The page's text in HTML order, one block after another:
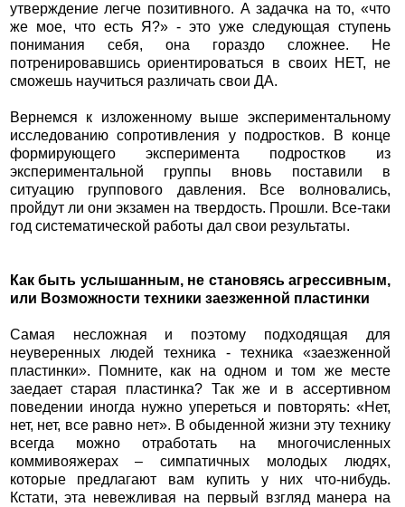
утверждение легче позитивного. А задачка на то, «что
же мое, что есть Я?» - это уже следующая ступень
понимания себя, она гораздо сложнее. Не
потренировавшись ориентироваться в своих НЕТ, не
сможешь научиться различать свои ДА.
Вернемся к изложенному выше экспериментальному
исследованию сопротивления у подростков. В конце
формирующего эксперимента подростков из
экспериментальной группы вновь поставили в
ситуацию группового давления. Все волновались,
пройдут ли они экзамен на твердость. Прошли. Все-таки
год систематической работы дал свои результаты.
Как быть услышанным, не становясь агрессивным,
или Возможности техники заезженной пластинки
Самая несложная и поэтому подходящая для
неуверенных людей техника - техника «заезженной
пластинки». Помните, как на одном и том же месте
заедает старая пластинка? Так же и в ассертивном
поведении иногда нужно упереться и повторять: «Нет,
нет, нет, все равно нет». В обыденной жизни эту технику
всегда можно отработать на многочисленных
коммивояжерах – симпатичных молодых людях,
которые предлагают вам купить у них что-нибудь.
Кстати, эта невежливая на первый взгляд манера на